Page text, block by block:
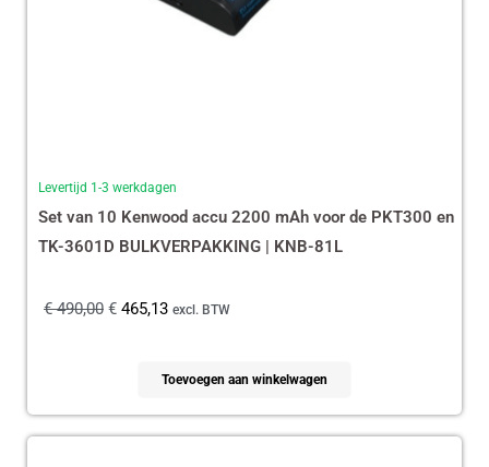
Levertijd 1-3 werkdagen
Set van 10 Kenwood accu 2200 mAh voor de PKT300 en
TK-3601D BULKVERPAKKING | KNB-81L
€490,00 € 465,13 excl. BTW
Toevoegen aan winkelwagen